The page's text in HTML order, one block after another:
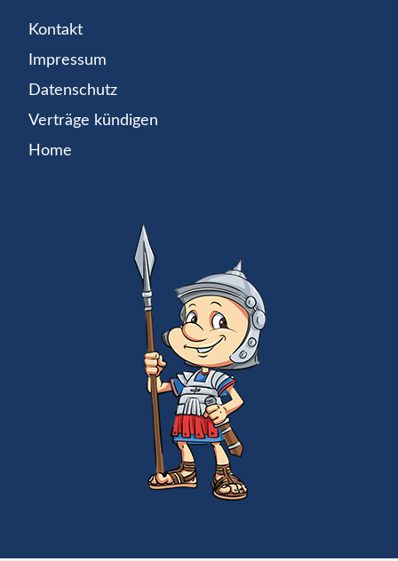
Kontakt
Impressum
Datenschutz
Verträge kündigen
Home